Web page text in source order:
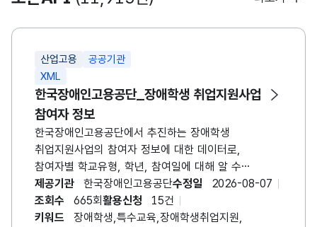
산업고용
공공기관
XML
한국장애인고용공단_장애학생 취업지원사업
참여자 정보
한국장애인고용공단에서 추진하는 장애학생
취업지원사업의 참여자 정보에 대한 데이터로,
참여자별 학교유형, 학년, 참여일에 대해 알 수
있습니다. 장애학생 취업지원 사업은 고등학교 1학년
~3학년, 전공과에 재학중인 장애학생을 대상으로
개별욕구 및 능력에 맞는 맞춤형 취업지원 서비스를
제공기관 한국장애인고용공단수정일
2026-08-07
조회수
665회 활용신청
15건
키워드
장애학생,특수교육,장애학생취업지원,